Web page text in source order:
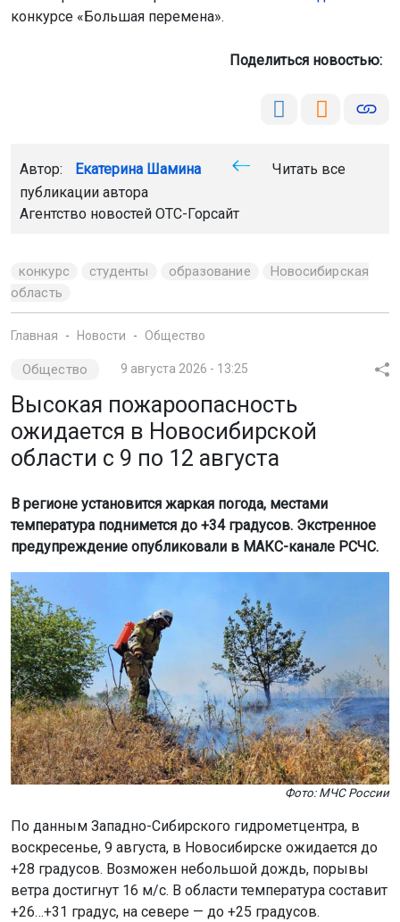
конкурсе «Большая перемена».
Поделиться новостью:
Автор: Екатерина Шамина
Читать все
публикации автора
Агентство новостей ОТС-Горсайт
конкурс студенты образование
Новосибирская
область
Главная Новости Общество
Общество 9 августа 2026 - 13:25
Высокая пожароопасность
ожидается в Новосибирской
области с 9 по 12 августа
В регионе установится жаркая погода, местами
температура поднимется до +34 градусов. Экстренное
предупреждение опубликовали в МАКС-канале РСЧС.
Фото: МЧС России
По данным Западно-Сибирского гидрометцентра, в
воскресенье, 9 августа, в Новосибирске ожидается до
+28 градусов. Возможен небольшой дождь, порывы
ветра достигнут 16 м/с. В области температура составит
+26…+31 градус, на севере — до +25 градусов.